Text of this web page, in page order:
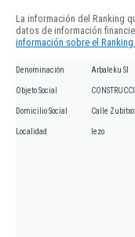
La información del Ranking
datos de información
información sobre el
Denominación Arbaleku Sl
Objeto Social
Domicilio Social Calle Zubitxo
Localidad lezo